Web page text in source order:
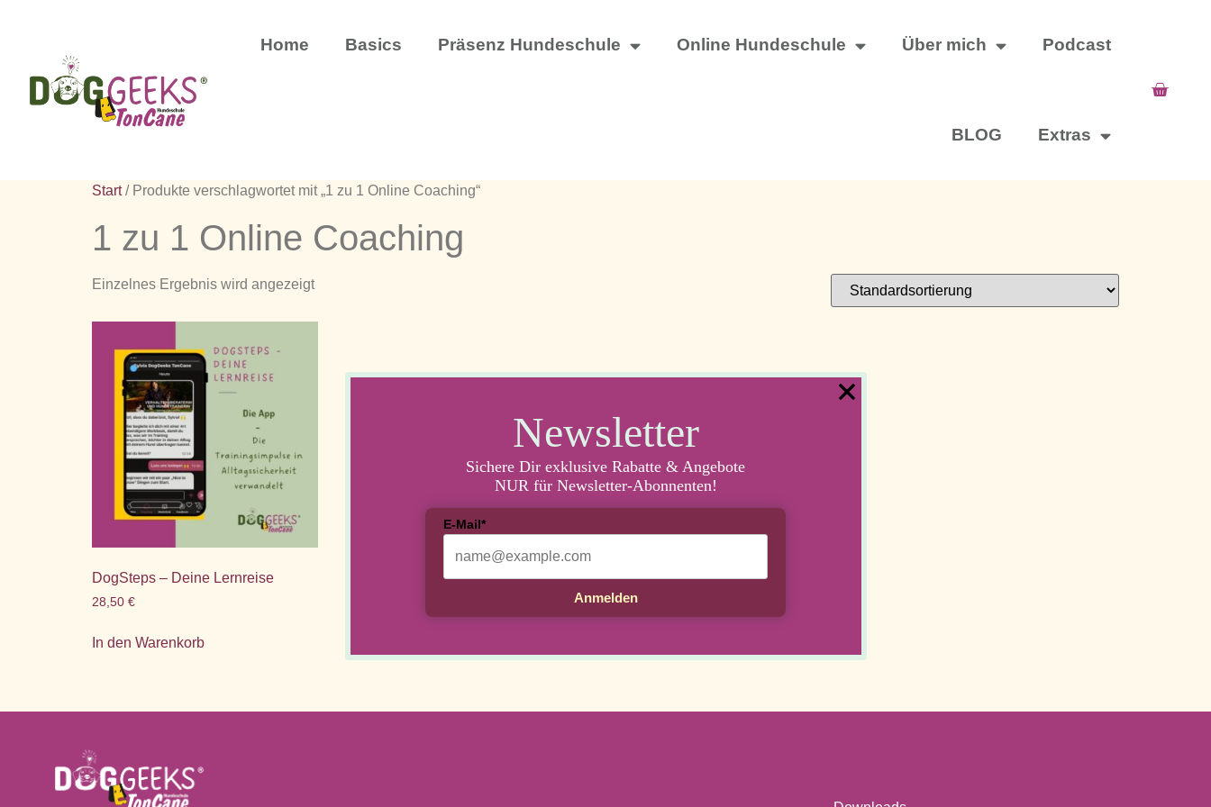
Newsletter
Sichere Dir exklusive Rabatte & Angebote
NUR für Newsletter-Abonnenten!
E-Mail*
Anmelden
Home Basics Präsenz Hundeschule Online Hundeschule Über mich Podcast
BLOG Extras
Start/ Produkte verschlagwortet mit „1 zu 1 Online Coaching“
1 zu 1 Online Coaching
Einzelnes Ergebnis wird angezeigt
DogSteps – Deine Lernreise
28,50 €
In den Warenkorb